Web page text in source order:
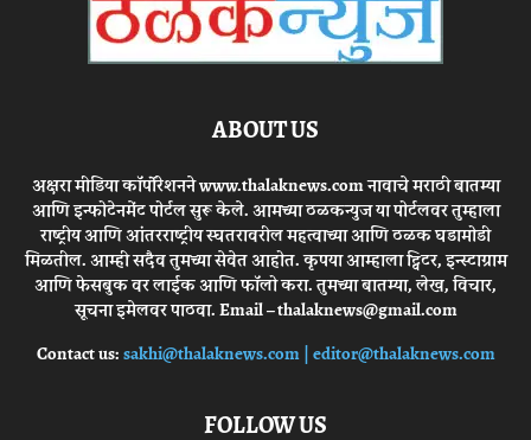
ABOUT US
अक्षरा मीडिया कॉर्पोरेशनने www.thalaknews.com नावाचे मराठी बातम्या
आणि इन्फोटेनमेंट पोर्टल सुरू केले. आमच्या ठळकन्युज या पोर्टलवर तुम्हाला
राष्ट्रीय आणि आंतरराष्ट्रीय स्घतरावरील महत्वाच्या आणि ठळक घडामोडी
मिळतील. आम्ही सदैव तुमच्या सेवेत आहोत. कृपया आम्हाला ट्विटर, इन्स्टाग्राम
आणि फेसबुक वर लाईक आणि फॉलो करा. तुमच्या बातम्या, लेख, विचार,
सूचना इमेलवर पाठवा. Email – thalaknews@gmail.com
Contact us:sakhi@thalaknews.com | editor@thalaknews.com
FOLLOW US